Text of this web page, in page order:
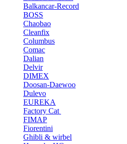
Balkancar-Record
BOSS
Chaobao
Cleanfix
Columbus
Comac
Dalian
Delvir
DIMEX
Doosan-Daewoo
Dulevo
EUREKA
Factory Cat
FIMAP
Fiorentini
Ghibli & wirbel